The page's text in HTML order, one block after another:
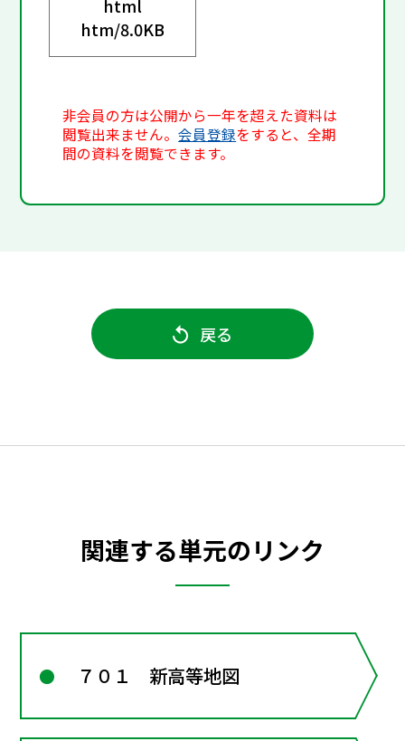
html
htm/8.0KB
非会員の方は公開から一年を超えた資料は
閲覧出来ません。会員登録をすると、全期
間の資料を閲覧できます。
戻る
関連する単元のリンク
７０１ 新高等地図